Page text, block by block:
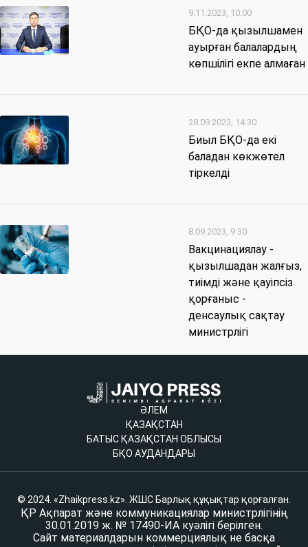
9.11.2023, 10:00
БҚО-да қызылшамен
ауырған балалардың
көпшілігі екпе алмаған
28.09.2023, 14:30
Биыл БҚО-да екі
баладан көкжөтел
тіркелді
8.09.2023, 9:30
Вакцинациялау -
қызылшадан жалғыз,
тиімді және қауіпсіз
қорғаныс -
денсаулық сақтау
министрлігі
ӘЛЕМ
ҚАЗАҚСТАН
БАТЫС ҚАЗАҚСТАН ОБЛЫСЫ
БҚО АУДАНДАРЫ
© 2024. «Zhaikpress.kz». ЖШС Барлық құқықтар қорғалған.
ҚР Ақпарат және коммуникациялар министрлігінің
30.01.2019 ж. № 17490-ИА куәлігі берілген.
Сайт материалдарын коммерциялық не басқа